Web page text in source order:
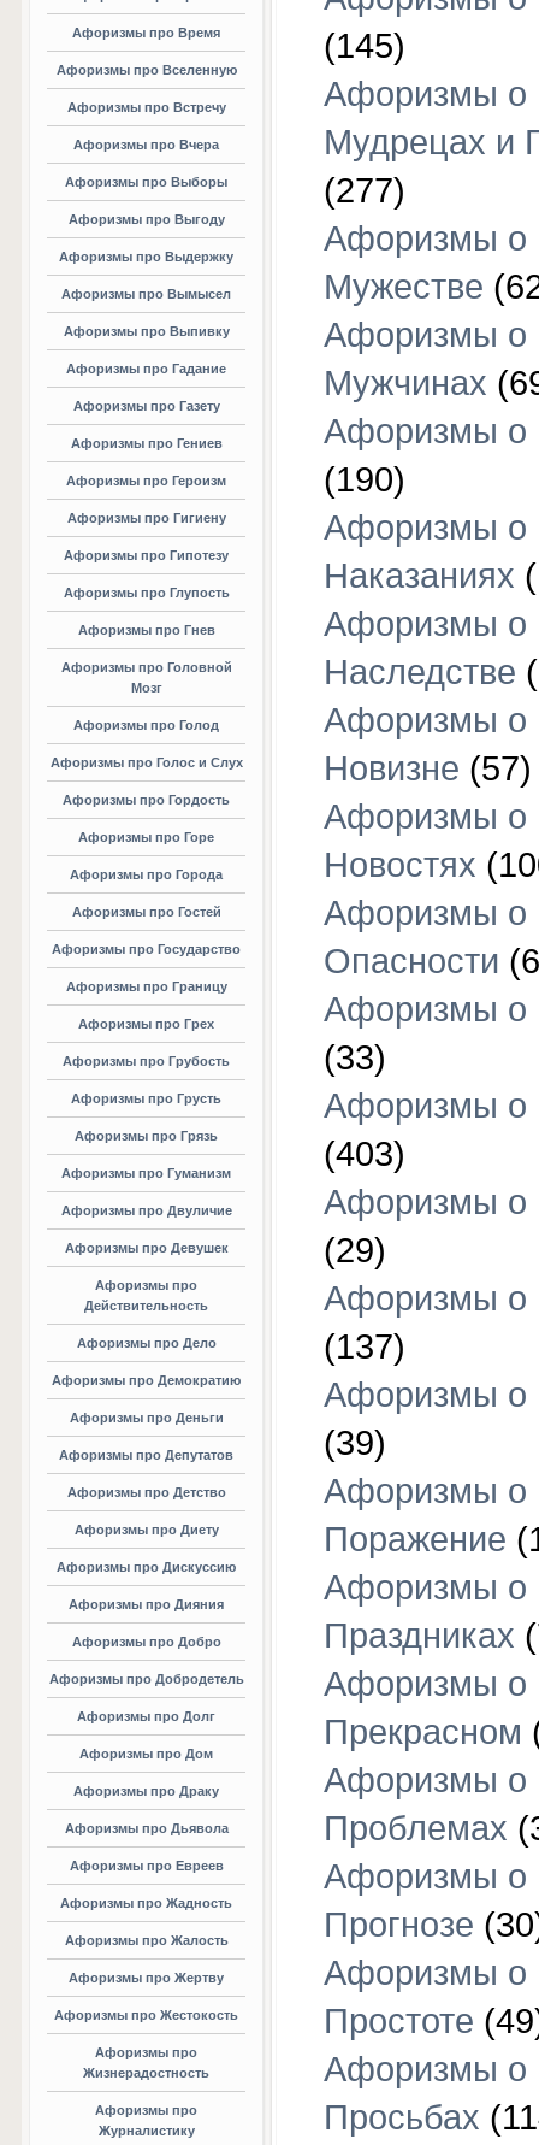
Афоризмы про Время
Афоризмы про Вселенную
Афоризмы про Встречу
Афоризмы про Вчера
Афоризмы про Выборы
Афоризмы про Выгоду
Афоризмы про Выдержку
Афоризмы про Вымысел
Афоризмы про Выпивку
Афоризмы про Гадание
Афоризмы про Газету
Афоризмы про Гениев
Афоризмы про Героизм
Афоризмы про Гигиену
Афоризмы про Гипотезу
Афоризмы про Глупость
Афоризмы про Гнев
Афоризмы про Головной
Мозг
Афоризмы про Голод
Афоризмы про Голос и Слух
Афоризмы про Гордость
Афоризмы про Горе
Афоризмы про Города
Афоризмы про Гостей
Афоризмы про Государство
Афоризмы про Границу
Афоризмы про Грех
Афоризмы про Грубость
Афоризмы про Грусть
Афоризмы про Грязь
Афоризмы про Гуманизм
Афоризмы про Двуличие
Афоризмы про Девушек
Афоризмы про
Действительность
Афоризмы про Дело
Афоризмы про Демократию
Афоризмы про Деньги
Афоризмы про Депутатов
Афоризмы про Детство
Афоризмы про Диету
Афоризмы про Дискуссию
Афоризмы про Дияния
Афоризмы про Добро
Афоризмы про Добродетель
Афоризмы про Долг
Афоризмы про Дом
Афоризмы про Драку
Афоризмы про Дьявола
Афоризмы про Евреев
Афоризмы про Жадность
Афоризмы про Жалость
Афоризмы про Жертву
Афоризмы про Жестокость
Афоризмы про
Жизнерадостность
Афоризмы про
Журналистику
(145)
Афоризмы о
Мудрецах и
(277)
Афоризмы о
Мужестве
Афоризмы о
Мужчинах
Афоризмы о
(190)
Афоризмы о
Наказаниях
Афоризмы о
Наследстве
Афоризмы о
Новизне (57)
Афоризмы о
Новостях
Афоризмы о
Опасности
Афоризмы о
(33)
Афоризмы
(403)
Афоризмы о
(29)
Афоризмы о
(137)
Афоризмы о
(39)
Афоризмы о
Поражение
Афоризмы о
Праздниках
Афоризмы о
Прекрасном
Афоризмы о
Проблемах
Афоризмы о
Прогнозе
Афоризмы о
Простоте
Афоризмы о
Просьбах